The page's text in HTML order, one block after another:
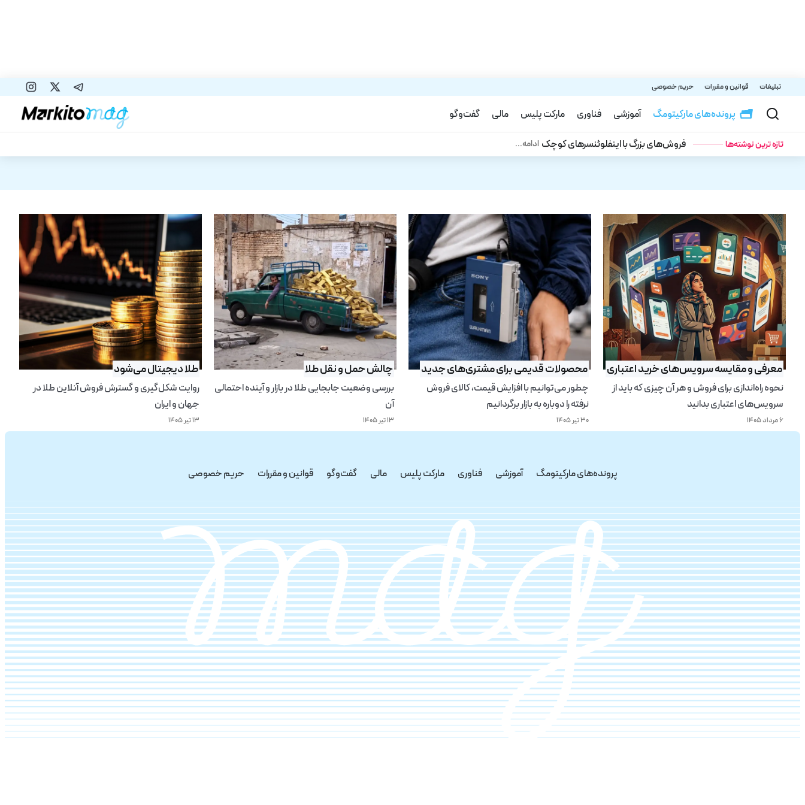
تبلیغات قوانین و مقررات حریم خصوصی
پرونده‌های مارکیتومگ آموزشی فناوری مارکت پلیس مالی گفت‌و‌گو
تازه‌ ترین نوشته‌ها فروش‌های بزرگ با اینفلوئنسرهای کوچک ادامه...
معرفی و مقایسه سرویس‌های خرید اعتباری
نحوه راه‌اندازی برای فروش و هر آن چیزی که باید از
سرویس‌های اعتباری بدانید
۶ مرداد ۱۴۰۵
محصولات قدیمی برای مشتری‌های جدید
چطور می‌توانیم با افزایش قیمت، کالای فروش
نرفته را دوباره به بازار برگردانیم
۳۰ تیر ۱۴۰۵
چالش حمل و نقل طلا
بررسی وضعیت جابجایی طلا در بازار و آینده احتمالی
آن
۱۳ تیر ۱۴۰۵
طلا دیجیتال می‌شود
روایت شکل‌گیری و گسترش فروش آنلاین طلا در
جهان و ایران
۱۳ تیر ۱۴۰۵
پرونده‌های مارکیتومگ آموزشی فناوری مارکت پلیس مالی گفت‌و‌گو قوانین و مقررات حریم خصوصی